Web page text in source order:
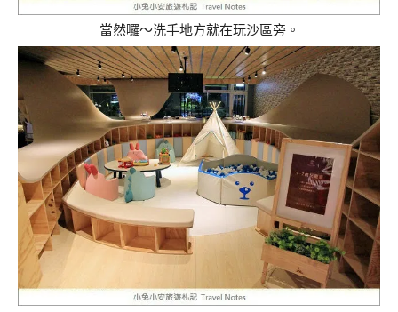
當然囉～洗手地方就在玩沙區旁。